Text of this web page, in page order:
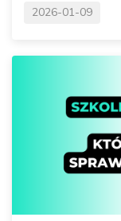
2026-01-09